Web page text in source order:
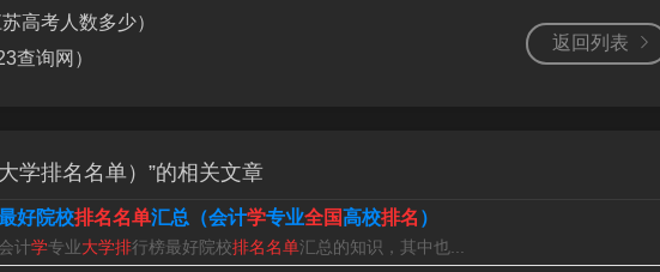
名单显示，全国985大学排名可以分为三个梯队。第一梯队是清华、北大、复
京大学、浙江大学、复旦大学、上海交通大学、南京大学、中国科学技术大
。北京大学。中国人民大学。北京理工大学。北京航空航天大学。中央民族
返回列表
高考人数多少）
查询网）
学排名名单）”的相关文章
好院校排名名单汇总（会计学专业全国高校排名 ）
会计学专业大学排行榜最好院校排名名单汇总的知识，其中也...